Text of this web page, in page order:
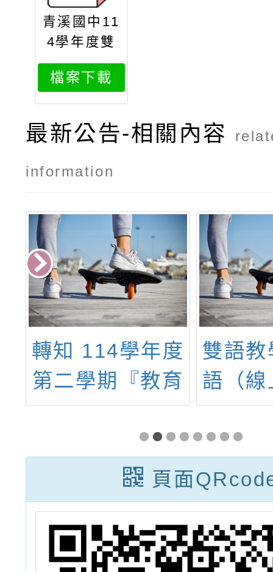
青溪國中11
4學年度雙
語科普社錄
取學生名單
檔案下載
最新公告-相關內容
information
轉知 114學年度
第二學期『教育
桌遊及數位遊戲
發展社群』辦理
教師增能研習系
列工作坊，詳細
場次資訊如附件
雙語
語（
頁面